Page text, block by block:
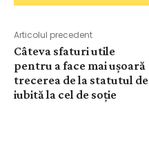
Articolul precedent
Câteva sfaturi utile
pentru a face mai ușoară
trecerea de la statutul de
iubită la cel de soție